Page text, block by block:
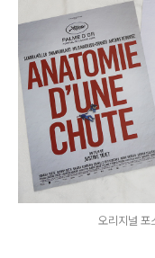
오리지널 포